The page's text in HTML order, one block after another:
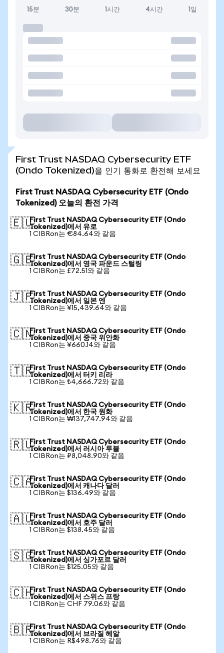
15분 30분 1시간 4시간 1일
First Trust NASDAQ Cybersecurity ETF
(Ondo Tokenized)을 인기 통화로 환전해 보세요
First Trust NASDAQ Cybersecurity ETF (Ondo
Tokenized) 오늘의 환전 가격
🇪🇺First Trust NASDAQ Cybersecurity ETF (Ondo
Tokenized)에서 유로
1 CIBRon는 €84.64와 같음
🇬🇧First Trust NASDAQ Cybersecurity ETF (Ondo
Tokenized)에서 영국 파운드 스털링
1 CIBRon는 £72.51와 같음
🇯🇵First Trust NASDAQ Cybersecurity ETF (Ondo
Tokenized)에서 일본 엔
1 CIBRon는 ¥15,439.64와 같음
🇨🇳First Trust NASDAQ Cybersecurity ETF (Ondo
Tokenized)에서 중국 위안화
1 CIBRon는 ¥660.14와 같음
🇹🇷First Trust NASDAQ Cybersecurity ETF (Ondo
Tokenized)에서 터키 리라
1 CIBRon는 ₺4,666.72와 같음
🇰🇷First Trust NASDAQ Cybersecurity ETF (Ondo
Tokenized)에서 한국 원화
1 CIBRon는 ₩137,747.94와 같음
🇷🇺First Trust NASDAQ Cybersecurity ETF (Ondo
Tokenized)에서 러시아 루블
1 CIBRon는 ₽8,048.90와 같음
🇨🇦First Trust NASDAQ Cybersecurity ETF (Ondo
Tokenized)에서 캐나다 달러
1 CIBRon는 $136.49와 같음
🇦🇺First Trust NASDAQ Cybersecurity ETF (Ondo
Tokenized)에서 호주 달러
1 CIBRon는 $138.45와 같음
🇸🇬First Trust NASDAQ Cybersecurity ETF (Ondo
Tokenized)에서 싱가포르 달러
1 CIBRon는 $125.05와 같음
🇨🇭First Trust NASDAQ Cybersecurity ETF (Ondo
Tokenized)에서 스위스 프랑
1 CIBRon는 CHF 79.06와 같음
🇧🇷First Trust NASDAQ Cybersecurity ETF (Ondo
Tokenized)에서 브라질 헤알
1 CIBRon는 R$498.76와 같음